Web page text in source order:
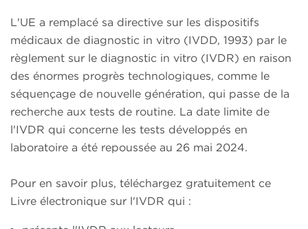
L'UE a remplacé sa directive sur les dispositifs
médicaux de diagnostic in vitro (IVDD, 1993) par le
règlement sur le diagnostic in vitro (IVDR) en raison
des énormes progrès technologiques, comme le
séquençage de nouvelle génération, qui passe de la
recherche aux tests de routine. La date limite de
l'IVDR qui concerne les tests développés en
laboratoire a été repoussée au 26 mai 2024.
Pour en savoir plus, téléchargez gratuitement ce
Livre électronique sur l'IVDR qui :